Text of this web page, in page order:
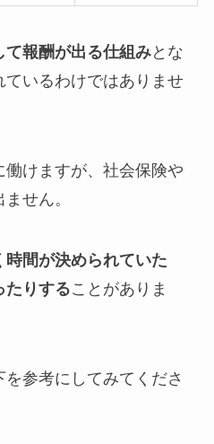
報酬が出る仕組みとな
ているわけではありませ
けますが、社会保険や
せん。
間が決められていた
たりすることがありま
参考にしてみてくださ